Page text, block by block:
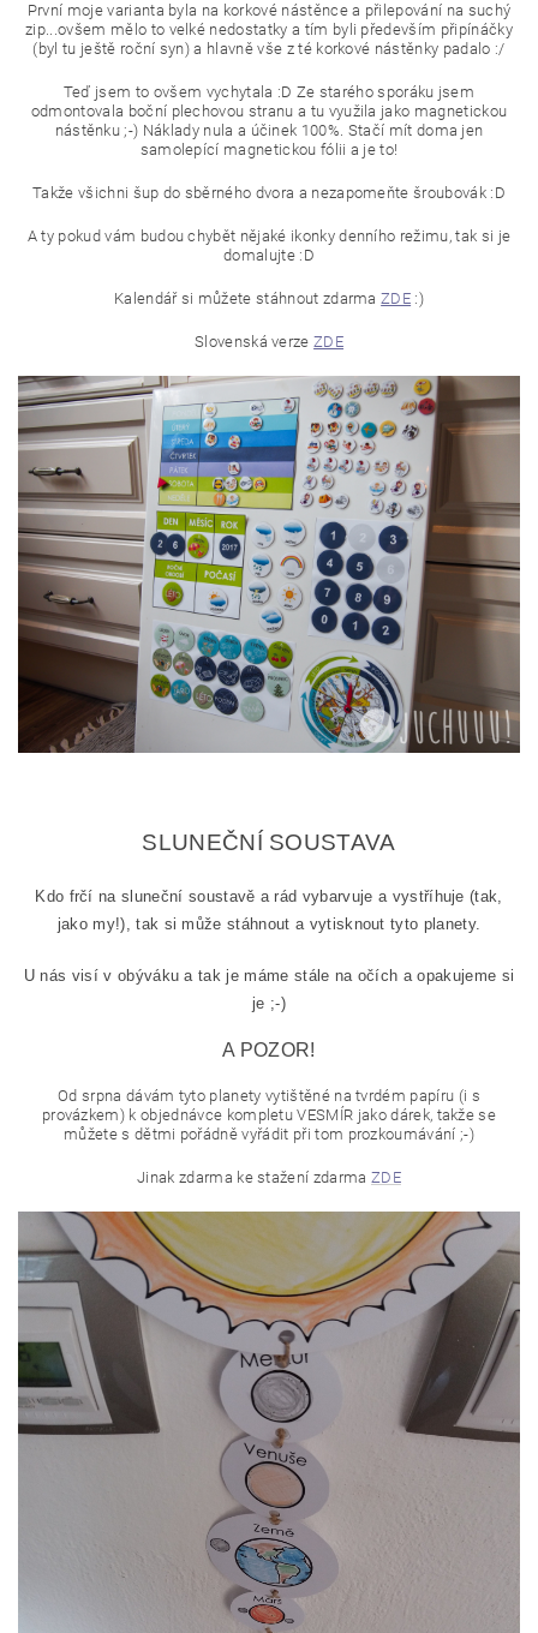
První moje varianta byla na korkové nástěnce a přilepování na suchý
zip...ovšem mělo to velké nedostatky a tím byli především připínáčky
(byl tu ještě roční syn) a hlavně vše z té korkové nástěnky padalo :/
Teď jsem to ovšem vychytala :D Ze starého sporáku jsem
odmontovala boční plechovou stranu a tu využila jako magnetickou
nástěnku ;-) Náklady nula a účinek 100%. Stačí mít doma jen
samolepící magnetickou fólii a je to!
Takže všichni šup do sběrného dvora a nezapomeňte šroubovák :D
A ty pokud vám budou chybět nějaké ikonky denního režimu, tak si je
domalujte :D
Kalendář si můžete stáhnout zdarma ZDE :)
Slovenská verzeZDE
SLUNEČNÍ SOUSTAVA
Kdo frčí na sluneční soustavě a rád vybarvuje a vystříhuje (tak,
jako my!), tak si může stáhnout a vytisknout tyto planety.
U nás visí v obýváku a tak je máme stále na očích a opakujeme si
je ;-)
A POZOR!
Od srpna dávám tyto planety vytištěné na tvrdém papíru (i s
provázkem) k objednávce kompletu VESMÍR jako dárek, takže se
můžete s dětmi pořádně vyřádit při tom prozkoumávání ;-)
Jinak zdarma ke stažení zdarma ZDE